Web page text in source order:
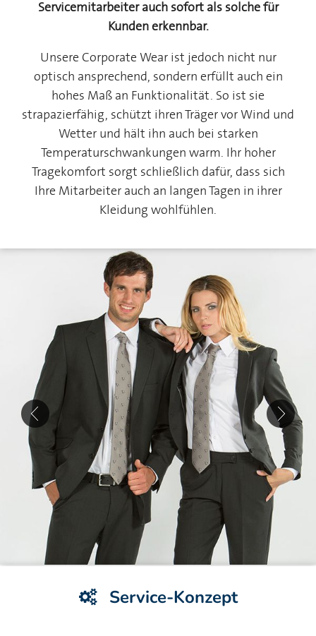
Servicemitarbeiter auch sofort als solche für
Kunden erkennbar.
Unsere Corporate Wear ist jedoch nicht nur
optisch ansprechend, sondern erfüllt auch ein
hohes Maß an Funktionalität. So ist sie
strapazierfähig, schützt ihren Träger vor Wind und
Wetter und hält ihn auch bei starken
Temperaturschwankungen warm. Ihr hoher
Tragekomfort sorgt schließlich dafür, dass sich
Ihre Mitarbeiter auch an langen Tagen in ihrer
Kleidung wohlfühlen.
Service-Konzept